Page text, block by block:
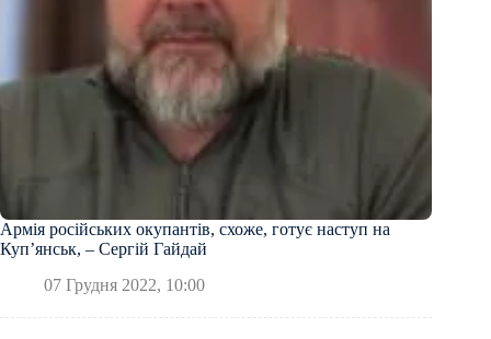
Армія російських окупантів, схоже, готує наступ на
Куп’янськ, – Сергій Гайдай
07 Грудня 2022, 10:00